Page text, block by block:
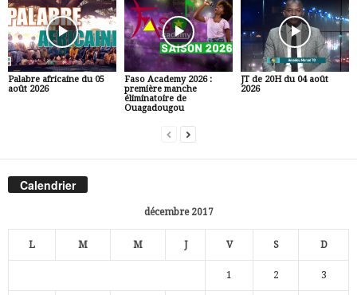
Palabre africaine du 05
août 2026
Faso Academy 2026 :
première manche
éliminatoire de
Ouagadougou
JT de 20H du 04 août
2026
Calendrier
décembre 2017
L M M J V S D
1 2 3